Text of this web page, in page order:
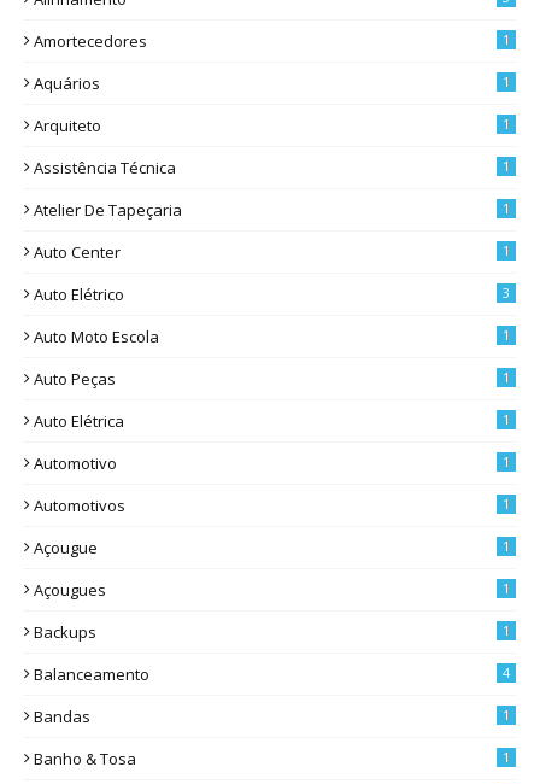
Amortecedores 1
Aquários 1
Arquiteto 1
Assistência Técnica 1
Atelier De Tapeçaria 1
Auto Center 1
Auto Elétrico 3
Auto Moto Escola 1
Auto Peças 1
Auto Elétrica 1
Automotivo 1
Automotivos 1
Açougue 1
Açougues 1
Backups 1
Balanceamento 4
Bandas 1
Banho & Tosa 1